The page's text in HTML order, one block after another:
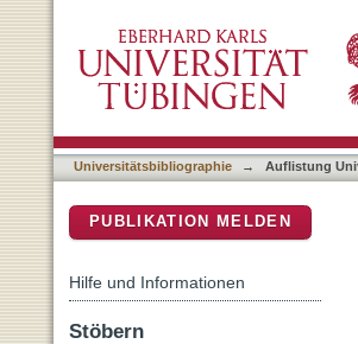
Universitätsbibliographie → Auflistung
PUBLIKATION MELDEN
Hilfe und Informationen
Stöbern